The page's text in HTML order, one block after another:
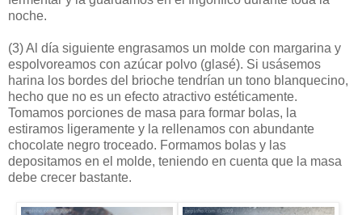
noche.
(3)Al día siguiente engrasamos un molde con margarina y
espolvoreamos con azúcar polvo (glasé). Si usásemos
harina los bordes del brioche tendrían un tono blanquecino,
hecho que no es un efecto atractivo estéticamente.
Tomamos porciones de masa para formar bolas, la
estiramos ligeramente y la rellenamos con abundante
chocolate negro troceado. Formamos bolas y las
depositamos en el molde, teniendo en cuenta que la masa
debe crecer bastante.